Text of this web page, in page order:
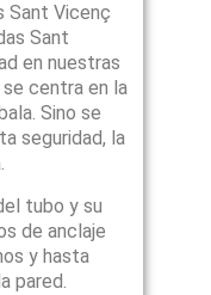
Sant Vicenç
Sant
en nuestras
centra en la
Sino se
seguridad, la
tubo y su
de anclaje
y hasta
pared.